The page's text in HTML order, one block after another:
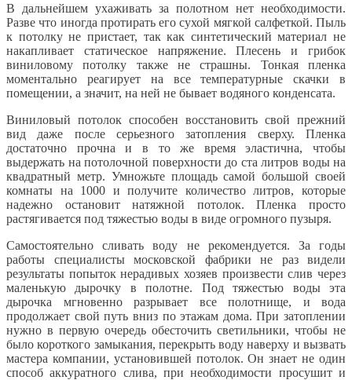
В дальнейшем ухаживать за полотном нет необходимости.
Разве что иногда протирать его сухой мягкой салфеткой. Пыль
к потолку не пристает, так как синтетический материал не
накапливает статическое напряжение. Плесень и грибок
виниловому потолку также не страшны. Тонкая пленка
моментально реагирует на все температурные скачки в
помещении, а значит, на ней не бывает водяного конденсата.
Виниловый потолок способен восстановить свой прежний
вид даже после серьезного затопления сверху. Пленка
достаточно прочна и в то же время эластична, чтобы
выдержать на потолочной поверхности до ста литров воды на
квадратный метр. Умножьте площадь самой большой своей
комнаты на 1000 и получите количество литров, которые
надежно остановит натяжной потолок. Пленка просто
растягивается под тяжестью воды в виде огромного пузыря.
Самостоятельно сливать воду не рекомендуется. За годы
работы специалисты московской фабрики не раз видели
результаты попыток нерадивых хозяев произвести слив через
маленькую дырочку в полотне. Под тяжестью воды эта
дырочка мгновенно разрывает все полотнище, и вода
продолжает свой путь вниз по этажам дома. При затоплении
нужно в первую очередь обесточить светильники, чтобы не
было короткого замыкания, перекрыть воду наверху и вызвать
мастера компании, установившей потолок. Он знает не один
способ аккуратного слива, при необходимости просушит и